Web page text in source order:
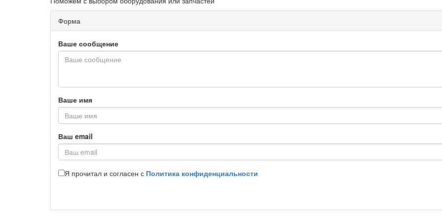
Форма
Ваше сообщение
Ваше имя
Ваш email
Я прочитал и согласен с Политика конфиденциальности